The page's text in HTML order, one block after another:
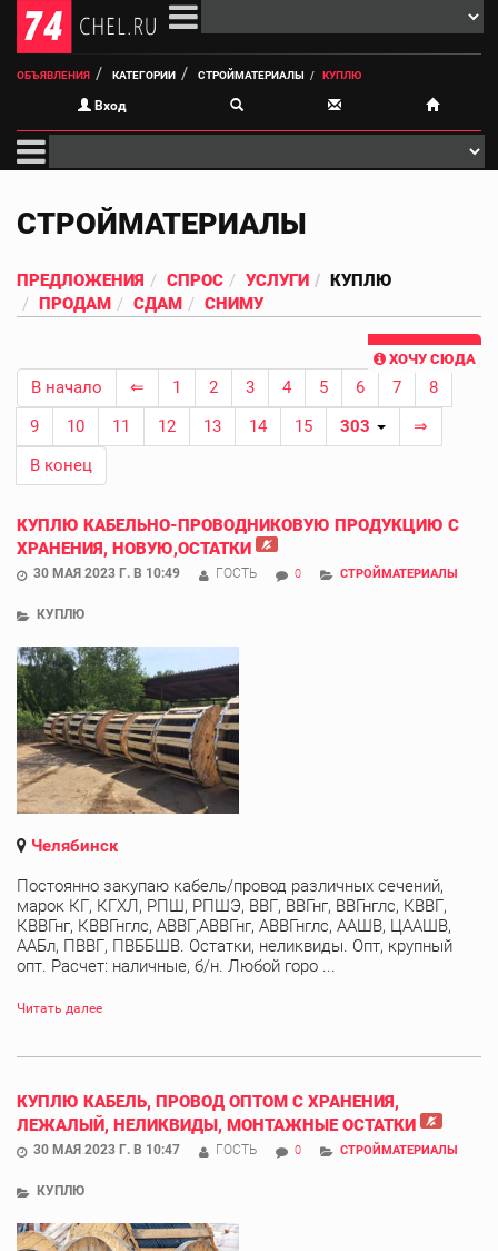
ОБЪЯВЛЕНИЯ КАТЕГОРИИ СТРОЙМАТЕРИАЛЫ КУПЛЮ
Вход
СТРОЙМАТЕРИАЛЫ
ПРЕДЛОЖЕНИЯ СПРОС УСЛУГИ
КУПЛЮ
ПРОДАМ
СДАМ СНИМУ
ХОЧУ СЮДА
В начало ⇐ 1 2 3 4 5 6 7
8
9
10 11 12 13 14 15 303
⇒
В конец
КУПЛЮ КАБЕЛЬНО-ПРОВОДНИКОВУЮ ПРОДУКЦИЮ С
ХРАНЕНИЯ, НОВУЮ,ОСТАТКИ
30 МАЯ 2023 Г. В 10:49 ГОСТЬ 0 СТРОЙМАТЕРИАЛЫ
КУПЛЮ
Челябинск
Постоянно закупаю кабель/провод различных сечений,
марок КГ, КГХЛ, РПШ, РПШЭ, ВВГ, ВВГнг, ВВГнглс, КВВГ,
КВВГнг, КВВГнглс, АВВГ,АВВГнг, АВВГнглс, ААШВ, ЦААШВ,
ААБл, ПВВГ, ПВББШВ. Остатки, неликвиды. Опт, крупный
опт. Расчет: наличные, б/н. Любой горо ...
Читать далее
КУПЛЮ КАБЕЛЬ, ПРОВОД ОПТОМ С ХРАНЕНИЯ,
ЛЕЖАЛЫЙ, НЕЛИКВИДЫ, МОНТАЖНЫЕ ОСТАТКИ
30 МАЯ 2023 Г. В 10:47 ГОСТЬ 0 СТРОЙМАТЕРИАЛЫ
КУПЛЮ